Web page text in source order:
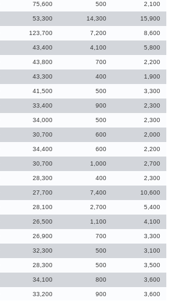
75,600 500 2,100
53,300 14,300 15,900
123,700 7,200 8,600
43,400 4,100 5,800
43,800 700 2,200
43,300 400 1,900
41,500 500 3,300
33,400 900 2,300
34,000 500 2,300
30,700 600 2,000
34,400 600 2,200
30,700 1,000 2,700
28,300 400 2,300
27,700 7,400 10,600
28,100 2,700 5,400
26,500 1,100 4,100
26,900 700 3,300
32,300 500 3,100
28,300 500 3,500
34,100 800 3,600
33,200 900 3,600